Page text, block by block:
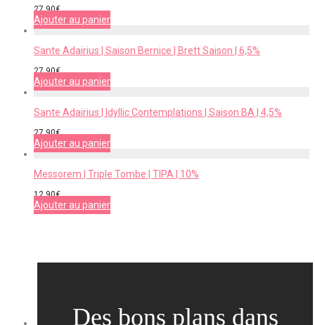
27,90€
Ajouter au panier
Sante Adairius | Saison Bernice | Brett Saison | 6,5%
27,90€
Ajouter au panier
Sante Adairius | Idyllic Contemplations | Saison BA | 4,5%
27,90€
Ajouter au panier
Messorem | Triple Tombe | TIPA | 10%
12,90€
Ajouter au panier
Des bons plans dans